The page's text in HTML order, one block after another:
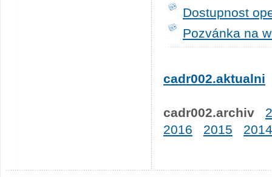
Dostupnost
Pozvánka na
cadr002.aktualni
cadr002.archiv
2016
2015 2014